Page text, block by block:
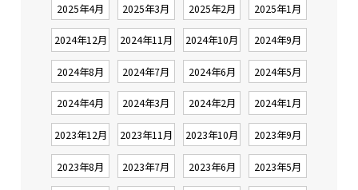
2025年4月 2025年3月 2025年2月 2025年1月
2024年12月 2024年11月 2024年10月 2024年9月
2024年8月 2024年7月 2024年6月 2024年5月
2024年4月 2024年3月 2024年2月 2024年1月
2023年12月 2023年11月 2023年10月 2023年9月
2023年8月 2023年7月 2023年6月 2023年5月